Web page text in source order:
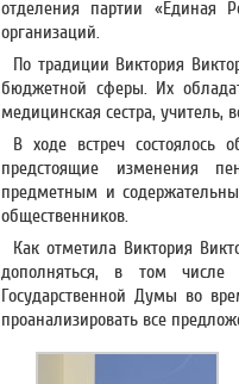
отделения партии «Единая
организаций.
По традиции Виктория
бюджетной сферы. Их
медицинская сестра, учитель,
В ходе встреч состоялось
предстоящие изменения
предметным и
общественников.
Как отметила Виктория
дополняться, в том
Государственной Думы во
проанализировать все